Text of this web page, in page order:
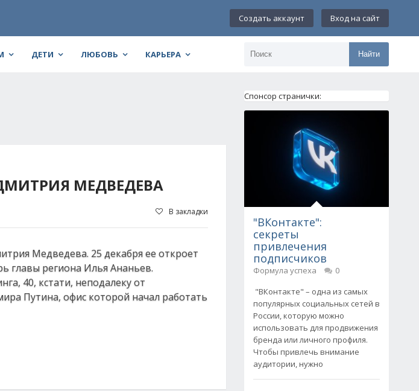
Создать аккаунт Вход на сайт
ДЕТИ ЛЮБОВЬ КАРЬЕРА Найти
МЕДВЕДЕВА
В закладки
Медведева. 25 декабря ее откроет
главы региона Илья Ананьев.
40, кстати, неподалеку от
Путина, офис которой начал работать
Спонсор странички:
"ВКонтакте":
секреты
привлечения
подписчиков
Формула успеха
0
"ВКонтакте" – одна из самых
популярных социальных сетей в
России, которую можно
использовать для продвижения
бренда или личного профиля.
Чтобы привлечь внимание
аудитории, нужно